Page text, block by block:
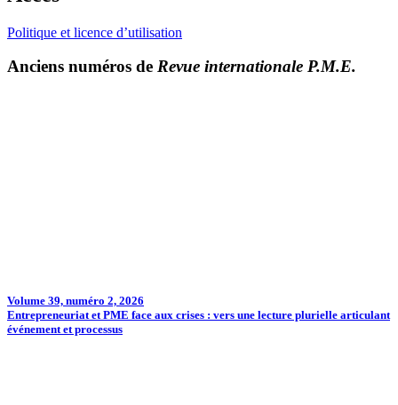
Politique et licence d’utilisation
Anciens numéros de Revue internationale P.M.E.
Volume 39, numéro 2, 2026
Entrepreneuriat et PME face aux crises : vers une lecture plurielle articulant
événement et processus